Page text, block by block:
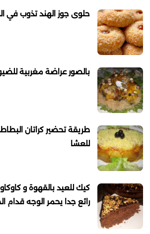
حلوى جوز الهند تذوب في
بالصور عراضة مغربية
طريقة تحضير كراتان
للعشا
كيك للعيد بالقهوة و
رائع جدا يحمر الوجه قدام